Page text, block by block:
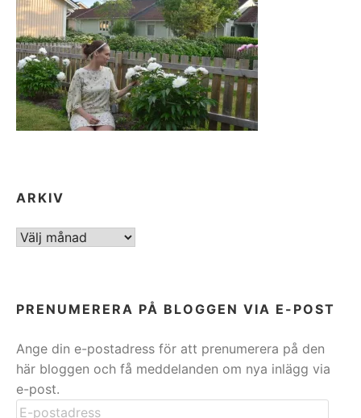
ARKIV
ARKIV
PRENUMERERA PÅ BLOGGEN VIA E-POST
Ange din e-postadress för att prenumerera på den
här bloggen och få meddelanden om nya inlägg via
e-post.
E-